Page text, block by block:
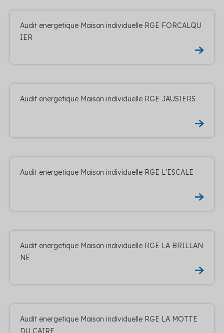
Audit energetique Maison individuelle RGE FORCALQU
IER
Audit energetique Maison individuelle RGE JAUSIERS
Audit energetique Maison individuelle RGE L'ESCALE
Audit energetique Maison individuelle RGE LA BRILLAN
NE
Audit energetique Maison individuelle RGE LA MOTTE
DU CAIRE